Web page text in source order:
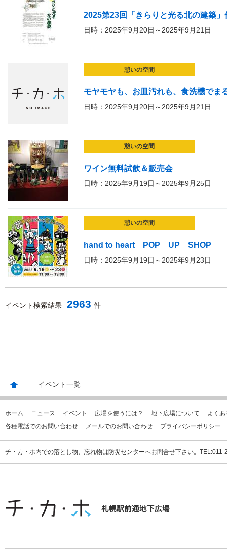
2025第23回「きらりと光る北の建築
日時：2025年9月20日～2025年9月21日
憩いの空間
モヤモヤも、お皿汚れも、食洗機でま
日時：2025年9月20日～2025年9月21日
憩いの空間
ワイン無料試飲＆販売会
日時：2025年9月19日～2025年9月25日
憩いの空間
hand to heart POP UP SHOP
日時：2025年9月19日～2025年9月23日
イベント検索結果 2963 件
イベント一覧
ホーム ニュース イベント 広場を使うには？ 地下広場について
よく
各種電話でのお問い合わせ
メールでのお問い合わせ プライバシーポリシー
チ・カ・ホ内での落とし物、忘れ物は防災センターへお問合せ下さい。